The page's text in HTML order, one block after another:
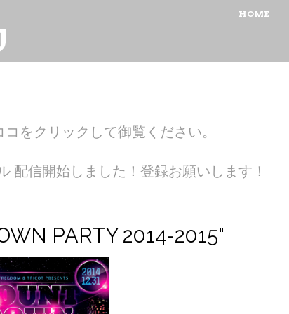
MENU
SKIP TO
HOME
をクリックして御覧ください。
配信開始しました！登録お願いします！
PARTY 2014-2015"